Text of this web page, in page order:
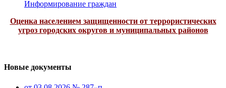
Информирование граждан
Оценка населением защищенности от террористических
угроз городских округов и муниципальных районов
Новые документы